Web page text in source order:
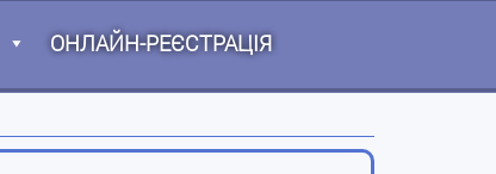
ОНЛАЙН-РЕЄСТРАЦІЯ